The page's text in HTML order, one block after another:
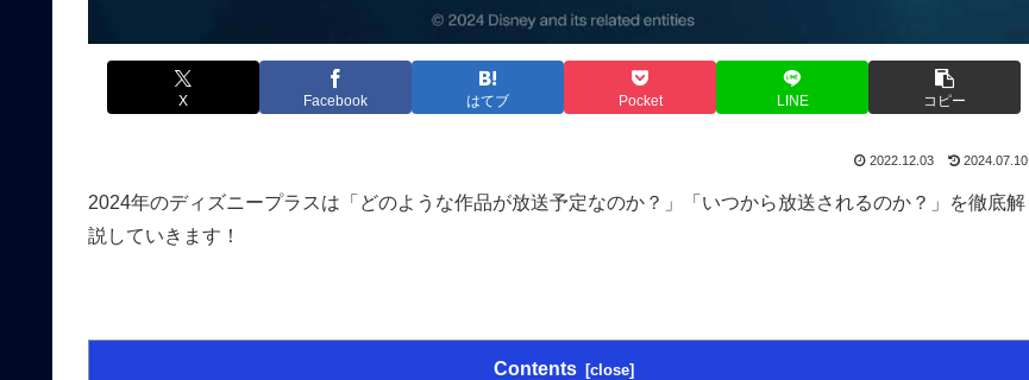
X Facebook はてブ Pocket LINE コピー
2022.12.03 2024.07.10
2024年のディズニープラスは「どのような作品が放送予定なのか？」「いつから放送されるのか？」を徹底解
説していきます！
Contents